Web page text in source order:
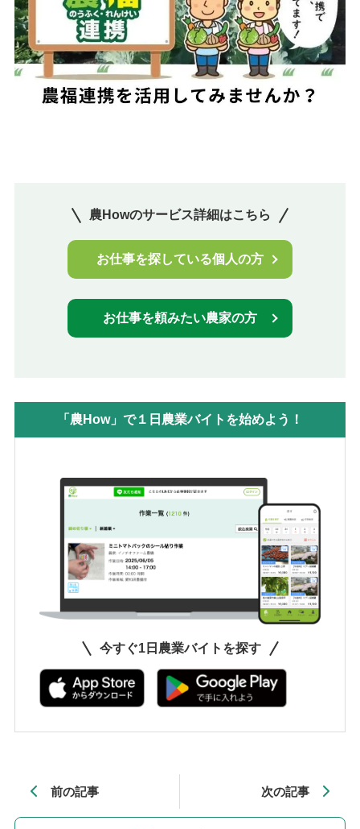
農Howのサービス詳細はこちら
お仕事を探している個人の方
お仕事を頼みたい農家の方
「農How」で１日農業バイトを始めよう！
今すぐ1日農業バイトを探す
前の記事 次の記事